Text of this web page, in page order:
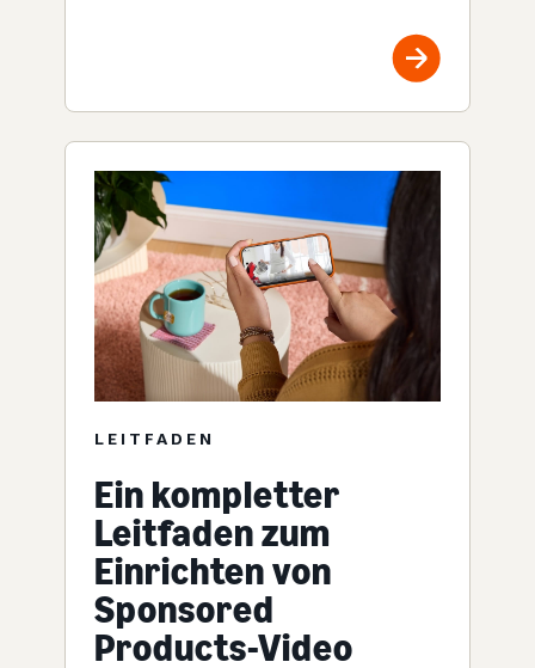
LEITFADEN
Ein kompletter
Leitfaden zum
Einrichten von
Sponsored
Products-Video